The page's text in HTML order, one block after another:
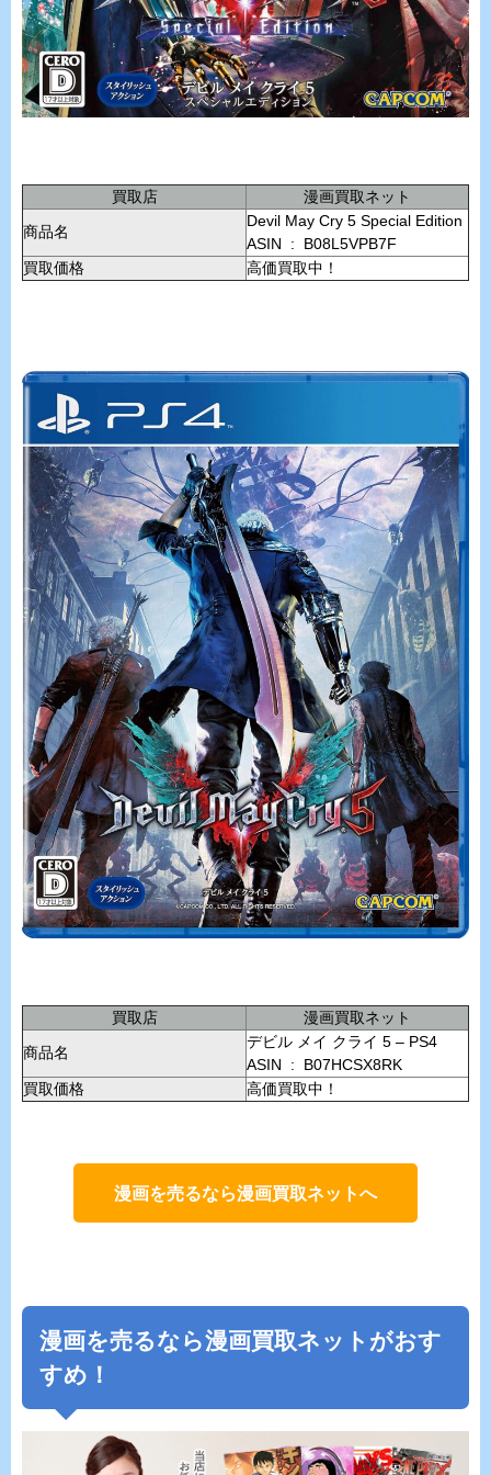
買取店
漫画買取ネット
商品名
Devil May Cry 5 Special Edition
ASIN ‏ : ‎ B08L5VPB7F
買取価格
高価買取中！
買取店
漫画買取ネット
商品名
デビル メイ クライ 5 – PS4
ASIN ‏ : ‎ B07HCSX8RK
買取価格
高価買取中！
漫画を売るなら漫画買取ネットへ
漫画を売るなら漫画買取ネットがおす
すめ！